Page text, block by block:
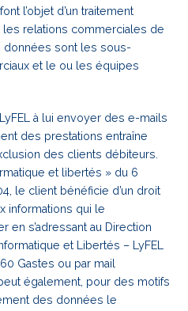
l’objet d’un traitement
relations commerciales de
données sont les sous-
et le ou les équipes
à lui envoyer des e-mails
des prestations entraîne
des clients débiteurs.
et libertés » du 6
le client bénéficie d’un droit
informations qui le
en s’adressant au Direction
et Libertés – LyFEL
Gastes ou par mail
également, pour des motifs
des données le